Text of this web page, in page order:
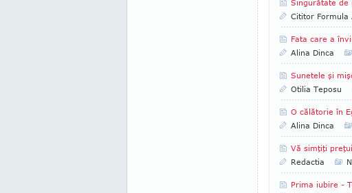
Singurătate de
Cititor Formula
Fata care a
Alina Dinca
Sunetele şi
Otilia Teposu
O călătorie în
Alina Dinca
Vă simţiţi
Redactia
Prima iubire -